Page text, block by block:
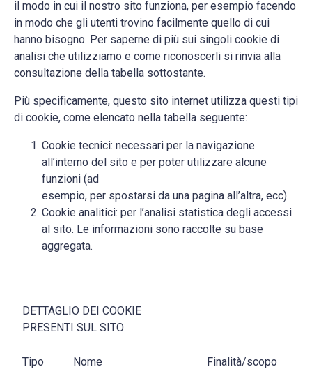
il modo in cui il nostro sito funziona, per esempio facendo
in modo che gli utenti trovino facilmente quello di cui
hanno bisogno. Per saperne di più sui singoli cookie di
analisi che utilizziamo e come riconoscerli si rinvia alla
consultazione della tabella sottostante.
Più specificamente, questo sito internet utilizza questi tipi
di cookie, come elencato nella tabella seguente:
Cookie tecnici: necessari per la navigazione
all’interno del sito e per poter utilizzare alcune
funzioni (ad
esempio, per spostarsi da una pagina all’altra, ecc).
Cookie analitici: per l’analisi statistica degli accessi
al sito. Le informazioni sono raccolte su base
aggregata.
DETTAGLIO DEI COOKIE
PRESENTI SUL SITO
Tipo Nome Finalità/scopo